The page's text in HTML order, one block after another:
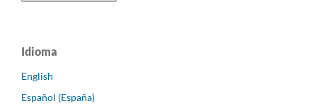
Idioma
English
Español (España)